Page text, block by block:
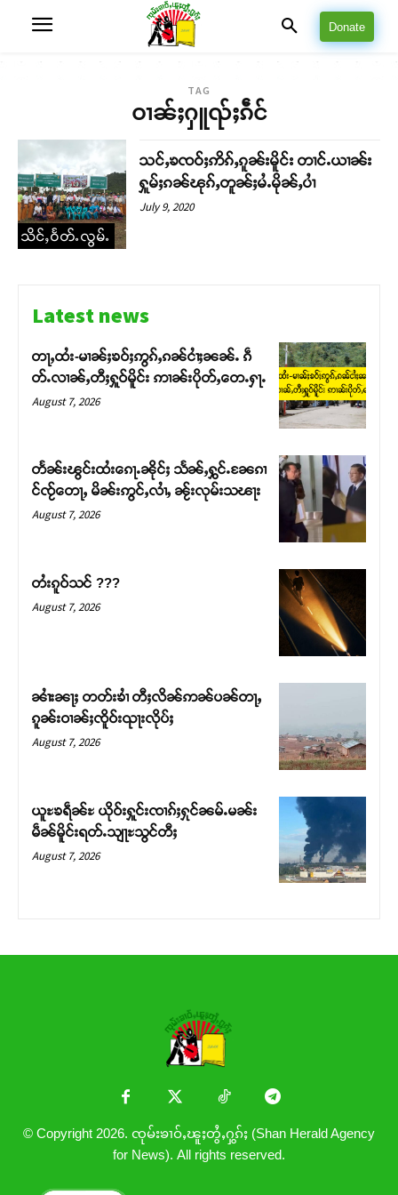
တႃႇႁႂ်ႈသဵင်ၵၢင်ၸႂ်ၵူၼ်းမိူင်း ၵူႈတီႈၵူႈလႅၼ်ပေႃးတေၸွ
တ်ႇ တူဝ်ႈလုမ်ႈၾႃႉၼၼ်ႉ ၶဝ်ႈႁူမ်ႈၵမ်ႉထႅမ် ၸုမ်းၶၢ
ဝ်ႇၽူႈတွႆႇႁွၵ်ႈ လႆႈယူႇၶႃႈဢေႃႈ။
Donate
TAG
ဝၢၼ်ႈႁူၺ်ႈၵဵင်
သိင်ႇဝႅတ်ႉလွမ်ႉ
သင်ႇၶၸဝ်ႈဢိၵ်ႇၵူၼ်းမိူင်း တၢင်ႉယၢၼ်း
ႁူမ်ႈၵၼ်ၽုၵ်ႇတူၼ်ႈမႆႉမိုၼ်ႇပၢႆ
July 9, 2020
Latest news
တႃႇထႆး-မၢၼ်ႈၶဝ်ႈဢွၵ်ႇၵၼ်ငၢႆႈၼၼ်ႉ ၵဵ
တ်ႉလၢၼ်ႇတီႈႁူဝ်မိူင်း ဢၢၼ်းပိုတ်ႇတေႉႁႃႉ
August 7, 2026
တႅၼ်းၽွင်းထႆးၵေႃႉၼိုင်ႈ သႅၼ်ႇႁွင်ႉၼႄၵၢ
င်ၸႂ်တေႃႇ မိၼ်းဢွင်ႇလၢႆႇ ၼႂ်းလုမ်းသၽႃး
August 7, 2026
တႆးၵူဝ်သင် ???
August 7, 2026
ၼၢႆးၼႃႈ တတ်းၶၢႆ တီႈလိၼ်ဢၼ်ပၼ်တႃႇ
ၵူၼ်းဝၢၼ်ႈၸိူဝ်းၺႃးလိုပ်ႈ
August 7, 2026
ယူႊၶရဵၼ်ႊ ယိုဝ်းႁူင်းၸၢၵ်ႈႁုင်ၼမ်ႉမၼ်း
မဵၼ်မိူင်းရတ်ႉသျႃႊသွင်တီႈ
August 7, 2026
© Copyright 2026. ၸုမ်းၶၢဝ်ႇၽူႈတွႆႇႁွၵ်ႈ (Shan Herald Agency
for News). All rights reserved.